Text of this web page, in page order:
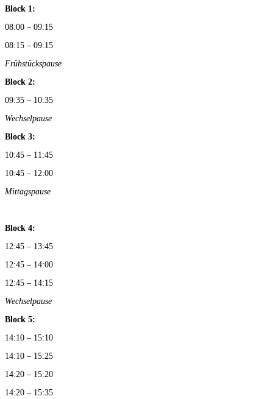
Block 1:
08:00 – 09:15
08:15 – 09:15
Frühstückspause
Block 2:
09:35 – 10:35
Wechselpause
Block 3:
10:45 – 11:45
10:45 – 12:00
Mittagspause
Block 4:
12:45 – 13:45
12:45 – 14:00
12:45 – 14:15
Wechselpause
Block 5:
14:10 – 15:10
14:10 – 15:25
14:20 – 15:20
14:20 – 15:35